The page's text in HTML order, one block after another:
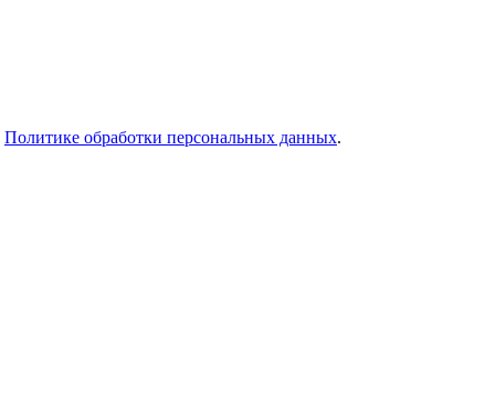
Политике обработки персональных данных.